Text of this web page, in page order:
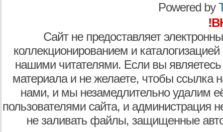
Powered by
Сайт не предоставляет
коллекционированием и
нашими читателями. Если вы являетесь
материала и не желаете, чтобы ссылка
нами, и мы незамедлительно удалим
пользователями сайта, и администрация
не заливать файлы, защищенные